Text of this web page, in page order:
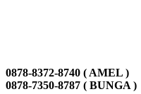
0878-8372-8740 ( AMEL )
0878-7350-8787 ( BUNGA )